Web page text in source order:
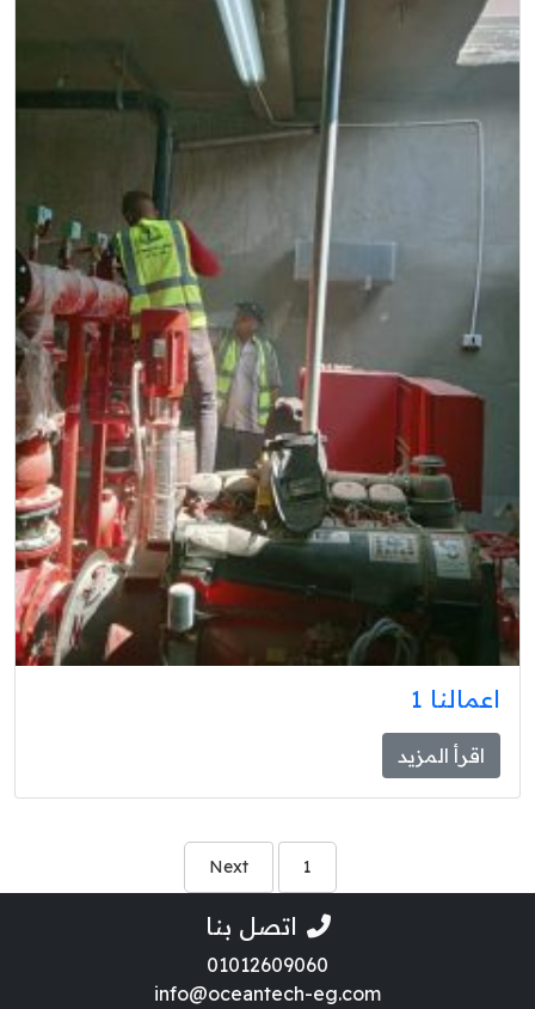
اعمالنا 1
اقرأ المزيد
1
Next
اتصل بنا
01012609060
info@oceantech-eg.com